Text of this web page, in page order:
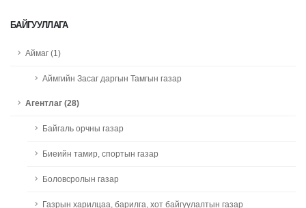
БАЙГУУЛЛАГА
Аймаг (1)
Аймгийн Засаг даргын Тамгын газар
Агентлаг (28)
Байгаль орчны газар
Биеийн тамир, спортын газар
Боловсролын газар
Газрын харилцаа, барилга, хот байгуулалтын газар